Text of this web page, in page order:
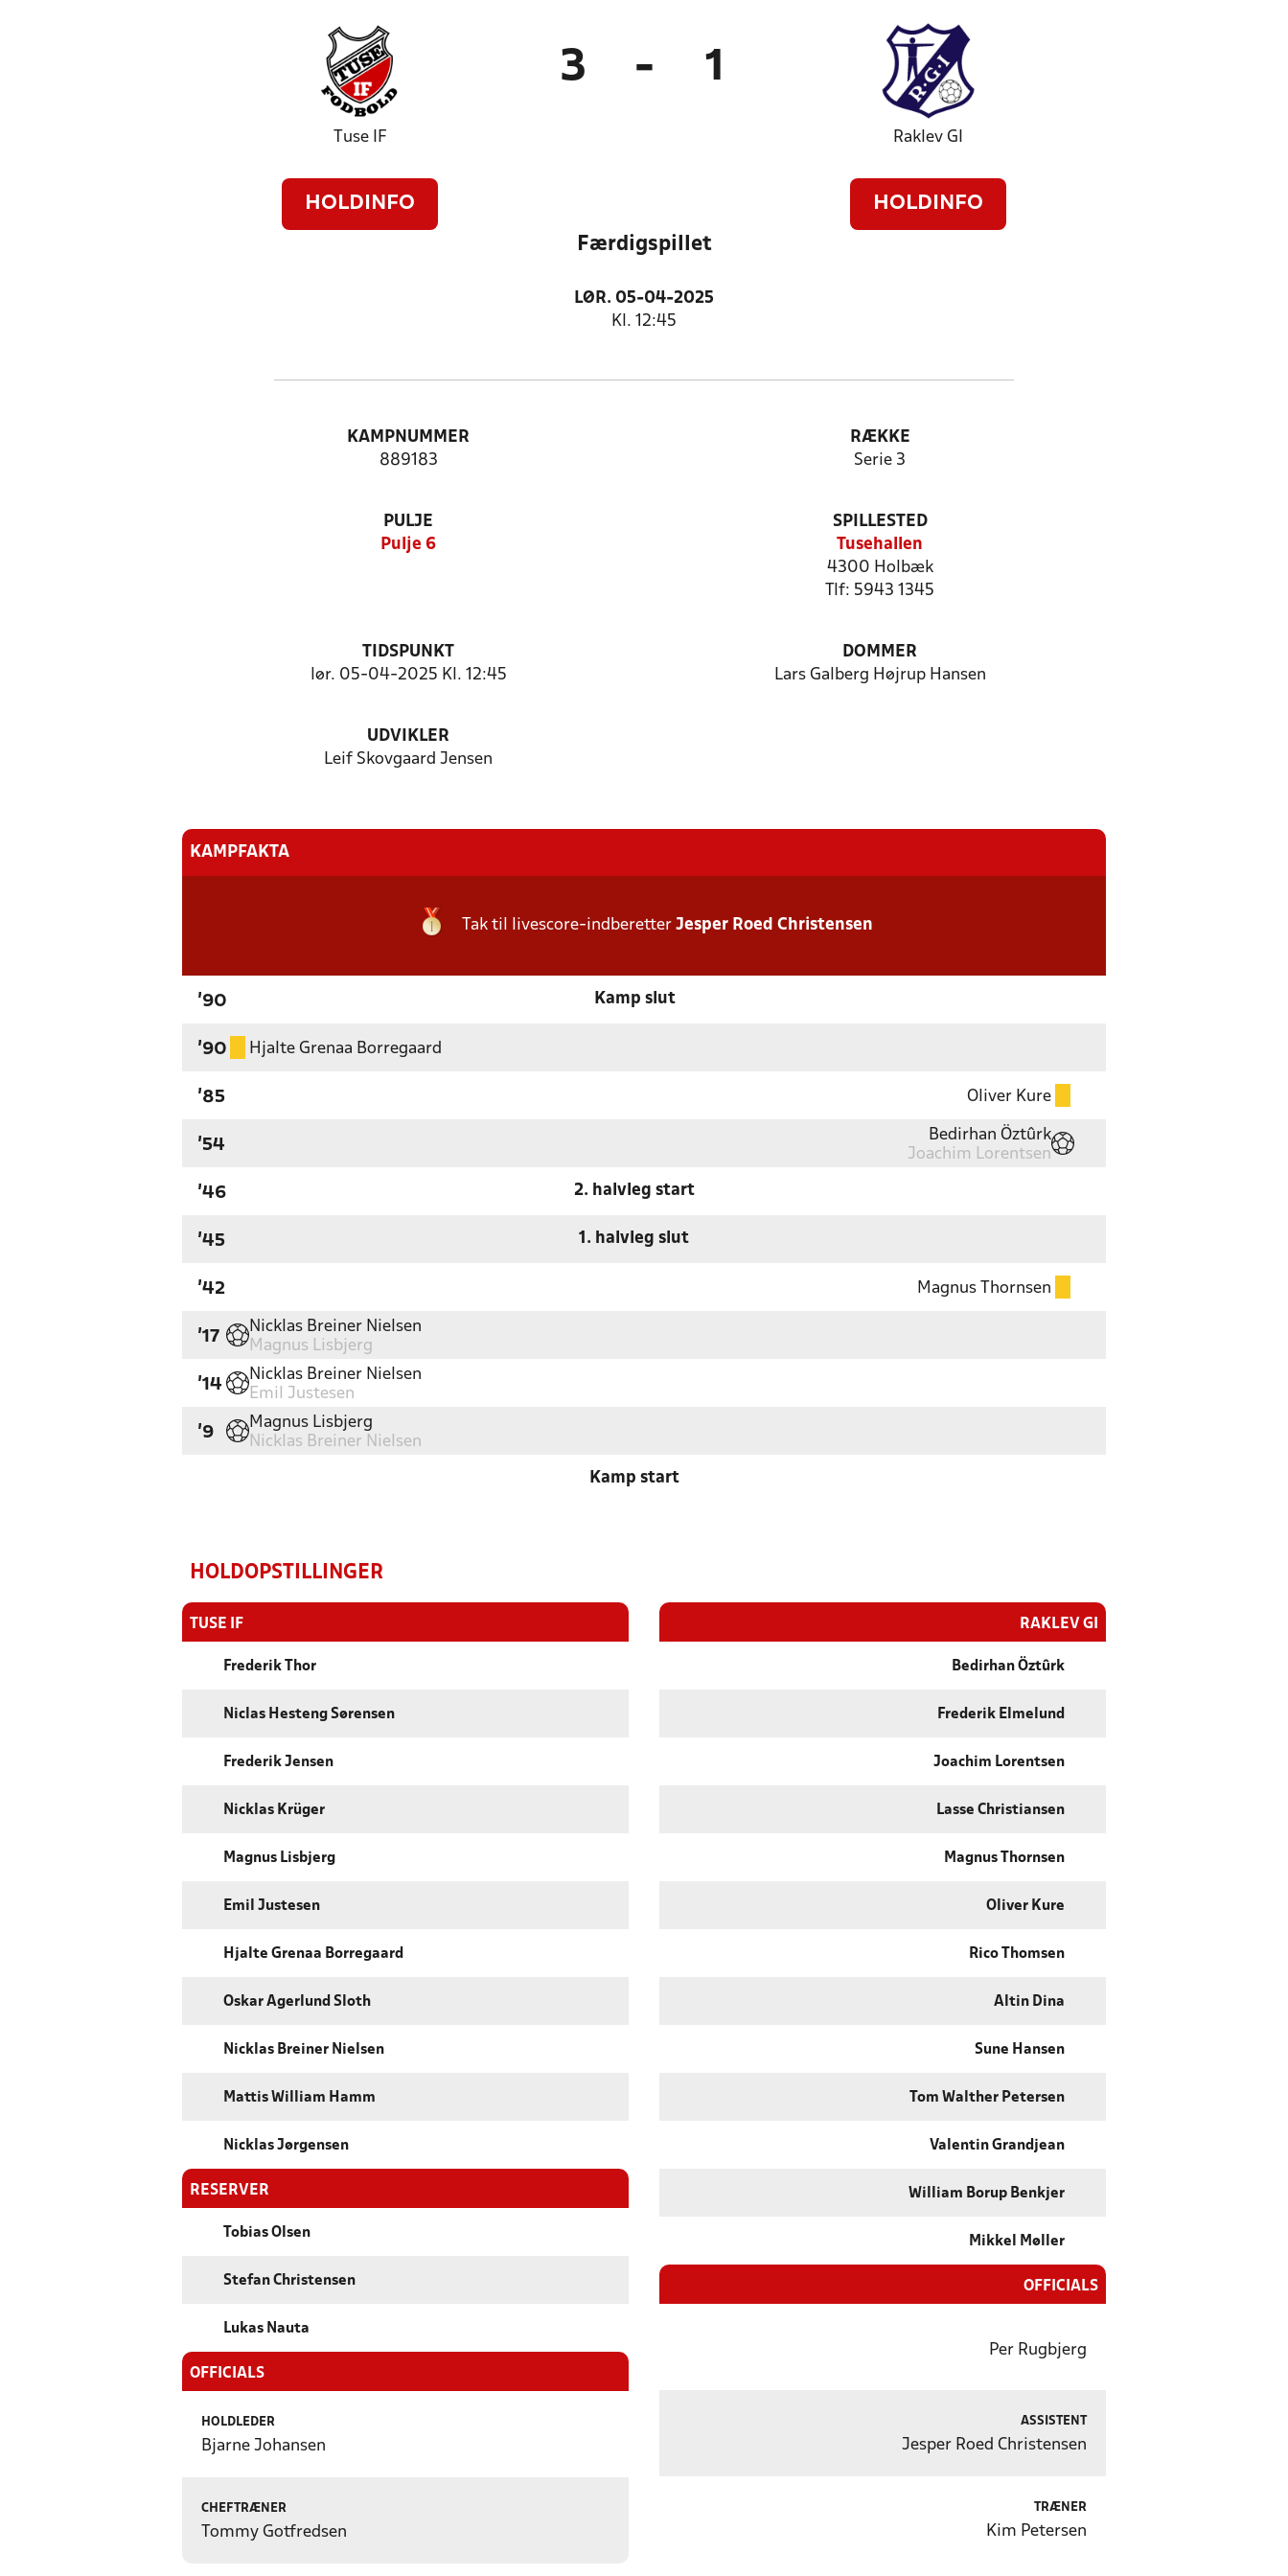
Tuse IF
HOLDINFO
3 - 1
Raklev GI
HOLDINFO
Færdigspillet
LØR. 05-04-2025
Kl. 12:45
KAMPNUMMER
889183
RÆKKE
Serie 3
PULJE
Pulje 6
SPILLESTED
Tusehallen
4300 Holbæk
Tlf: 5943 1345
TIDSPUNKT
lør. 05-04-2025 Kl. 12:45
DOMMER
Lars Galberg Højrup Hansen
UDVIKLER
Leif Skovgaard Jensen
KAMPFAKTA
Tak til livescore-indberetter Jesper Roed Christensen
'90 Kamp slut
'90 Hjalte Grenaa Borregaard
'85 Oliver Kure
'54
Bedirhan Öztûrk
Joachim Lorentsen
'46 2. halvleg start
'45 1. halvleg slut
'42 Magnus Thornsen
'17
Nicklas Breiner Nielsen
Magnus Lisbjerg
'14
Nicklas Breiner Nielsen
Emil Justesen
'9
Magnus Lisbjerg
Nicklas Breiner Nielsen
Kamp start
HOLDOPSTILLINGER
TUSE IF
Frederik Thor
Niclas Hesteng Sørensen
Frederik Jensen
Nicklas Krüger
Magnus Lisbjerg
Emil Justesen
Hjalte Grenaa Borregaard
Oskar Agerlund Sloth
Nicklas Breiner Nielsen
Mattis William Hamm
Nicklas Jørgensen
RESERVER
Tobias Olsen
Stefan Christensen
Lukas Nauta
OFFICIALS
HOLDLEDER
Bjarne Johansen
CHEFTRÆNER
Tommy Gotfredsen
RAKLEV GI
Bedirhan Öztûrk
Frederik Elmelund
Joachim Lorentsen
Lasse Christiansen
Magnus Thornsen
Oliver Kure
Rico Thomsen
Altin Dina
Sune Hansen
Tom Walther Petersen
Valentin Grandjean
William Borup Benkjer
Mikkel Møller
OFFICIALS
Per Rugbjerg
ASSISTENT
Jesper Roed Christensen
TRÆNER
Kim Petersen